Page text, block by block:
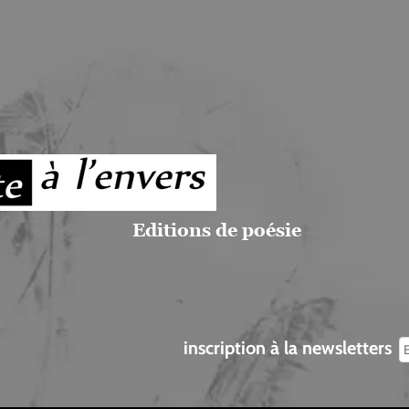
Editions de poésie
inscription à la newsletters